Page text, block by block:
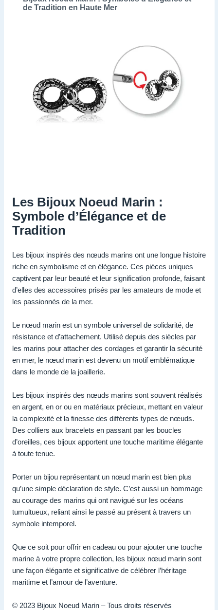
de Tradition en Haute Mer
Les Bijoux Noeud Marin :
Symbole d’Élégance et de
Tradition
Les bijoux inspirés des nœuds marins ont une longue histoire
riche en symbolisme et en élégance. Ces pièces uniques
captivent par leur beauté et leur signification profonde, faisant
d’elles des accessoires prisés par les amateurs de mode et
les passionnés de la mer.
Le nœud marin est un symbole universel de solidarité, de
résistance et d’attachement. Utilisé depuis des siècles par
les marins pour attacher des cordages et garantir la sécurité
en mer, le nœud marin est devenu un motif emblématique
dans le monde de la joaillerie.
Les bijoux inspirés des nœuds marins sont souvent réalisés
en argent, en or ou en matériaux précieux, mettant en valeur
la complexité et la finesse des différents types de nœuds.
Des colliers aux bracelets en passant par les boucles
d’oreilles, ces bijoux apportent une touche maritime élégante
à toute tenue.
Porter un bijou représentant un nœud marin est bien plus
qu’une simple déclaration de style. C’est aussi un hommage
au courage des marins qui ont navigué sur les océans
tumultueux, reliant ainsi le passé au présent à travers un
symbole intemporel.
Que ce soit pour offrir en cadeau ou pour ajouter une touche
marine à votre propre collection, les bijoux nœud marin sont
une façon élégante et significative de célébrer l’héritage
maritime et l’amour de l’aventure.
© 2023 Bijoux Noeud Marin – Tous droits réservés